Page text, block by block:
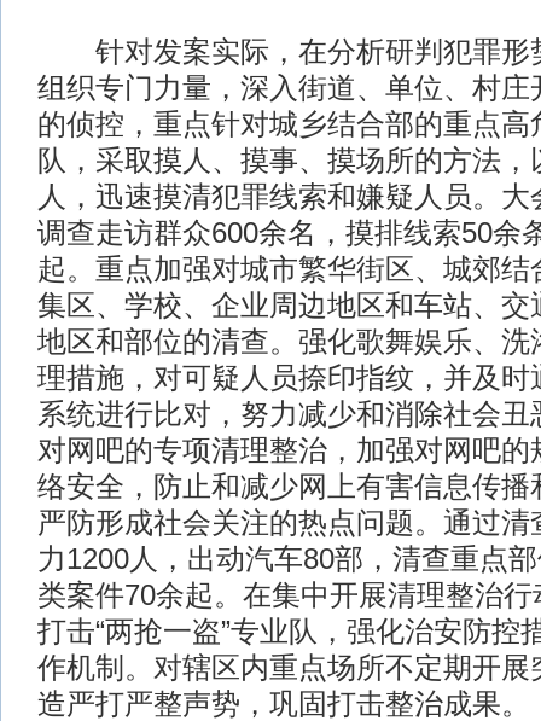
针对发案实际，在分析研判犯罪形
组织专门力量，深入街道、单位、村庄
的侦控，重点针对城乡结合部的重点高
队，采取摸人、摸事、摸场所的方法
人，迅速摸清犯罪线索和嫌疑人员。
调查走访群众600余名，摸排线索50余
起。重点加强对城市繁华街区、城郊结
集区、学校、企业周边地区和车站、交
地区和部位的清查。强化歌舞娱乐、洗
理措施，对可疑人员捺印指纹，并及时
系统进行比对，努力减少和消除社会
对网吧的专项清理整治，加强对网吧的
络安全，防止和减少网上有害信息传播
严防形成社会关注的热点问题。通过
力1200人，出动汽车80部，清查重点
类案件70余起。在集中开展清理整治
打击“两抢一盗”专业队，强化治安防控
作机制。对辖区内重点场所不定期开展
造严打严整声势，巩固打击整治成果。